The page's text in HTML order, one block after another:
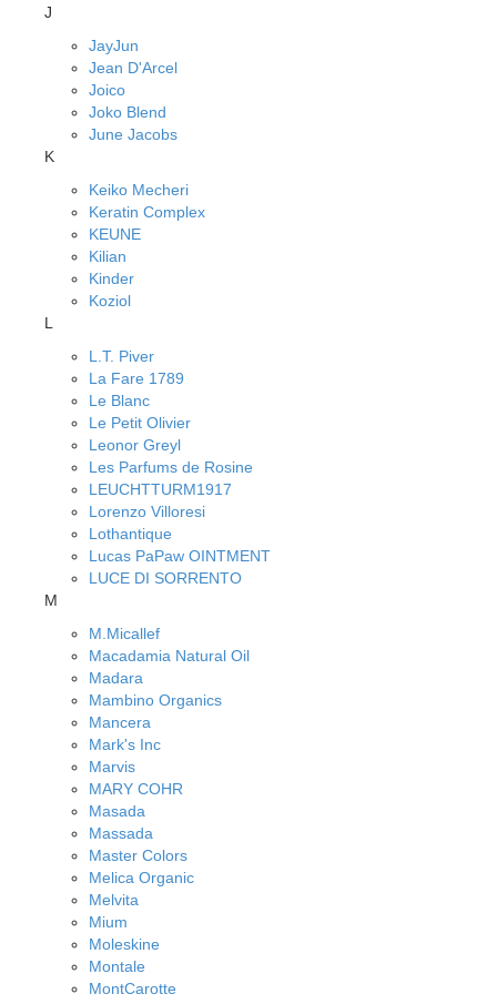
J
JayJun
Jean D'Arcel
Joico
Joko Blend
June Jacobs
K
Keiko Mecheri
Keratin Complex
KEUNE
Kilian
Kinder
Koziol
L
L.T. Piver
La Fare 1789
Le Blanc
Le Petit Olivier
Leonor Greyl
Les Parfums de Rosine
LEUCHTTURM1917
Lorenzo Villoresi
Lothantique
Lucas PaPaw OINTMENT
LUCE DI SORRENTO
M
M.Micallef
Macadamia Natural Oil
Madara
Mambino Organics
Mancera
Mark's Inc
Marvis
MARY COHR
Masada
Massada
Master Colors
Melica Organic
Melvita
Mium
Moleskine
Montale
MontCarotte